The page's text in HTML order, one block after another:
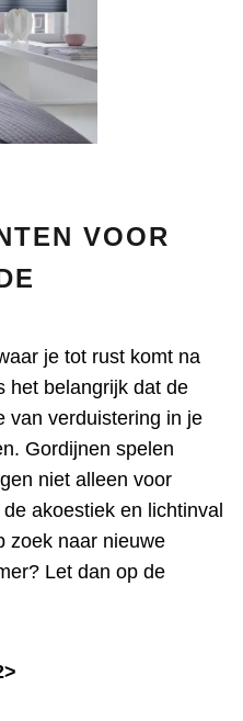
VOOR
je tot rust komt na
het belangrijk dat de
van verduistering in je
Gordijnen spelen
niet alleen voor
akoestiek en lichtinval
zoek naar nieuwe
? Let dan op de